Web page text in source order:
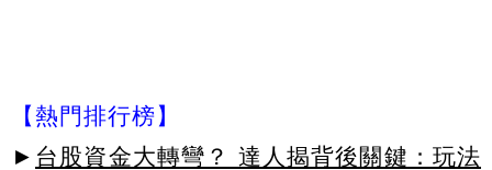
【熱門排行榜】
► 台股資金大轉彎？ 達人揭背後關鍵：玩法